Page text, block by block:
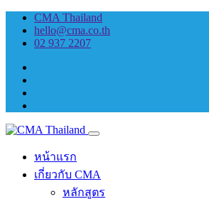
CMA Thailand
hello@cma.co.th
02 937 2207
หน้าแรก
เกี่ยวกับ CMA
หลักสูตร